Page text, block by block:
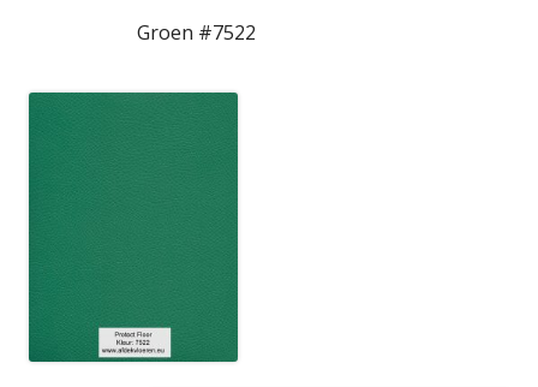
Groen #7522